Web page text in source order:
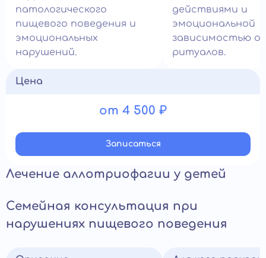
патологического
пищевого поведения и
эмоциональных
нарушений.
действиями и
эмоциональной
зависимостью
ритуалов.
Цена
от 4 500 ₽
Записатьcя
Лечение аллотриофагии у детей
Семейная консультация при
нарушениях пищевого поведения